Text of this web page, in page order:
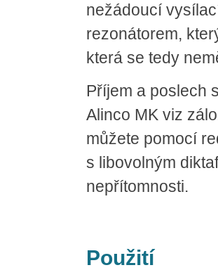
nežádoucí
rezonátorem,
která se tedy
Příjem a poslech
Alinco MK viz
můžete pomocí
s libovolným
nepřítomnosti.
Použití